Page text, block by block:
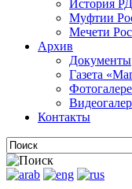
История
Муфтии
Мечети
Архив
Документы
Газета
Контакты